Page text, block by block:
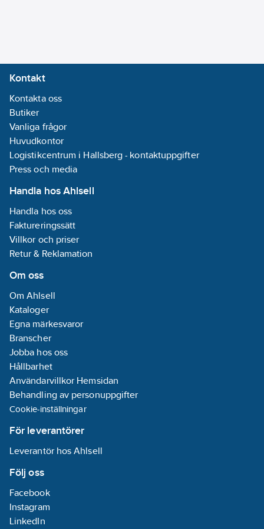
Kontakt
Kontakta oss
Butiker
Vanliga frågor
Huvudkontor
Logistikcentrum i Hallsberg - kontaktuppgifter
Press och media
Handla hos Ahlsell
Handla hos oss
Faktureringssätt
Villkor och priser
Retur & Reklamation
Om oss
Om Ahlsell
Kataloger
Egna märkesvaror
Branscher
Jobba hos oss
Hållbarhet
Användarvillkor Hemsidan
Behandling av personuppgifter
Cookie-inställningar
För leverantörer
Leverantör hos Ahlsell
Följ oss
Facebook
Instagram
LinkedIn